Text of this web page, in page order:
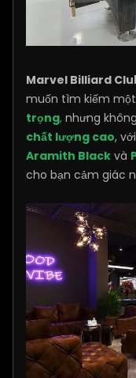
Marvel Billiard
muốn tìm kiếm một
trọng, nhưng
chất lượng cao, với
Aramith Black và
cho bạn cảm giác